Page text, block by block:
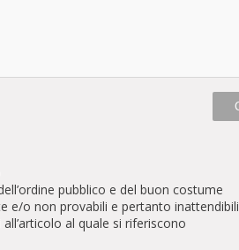
pubblico e del buon costume
e/o non provabili e pertanto inattendibili
al quale si riferiscono